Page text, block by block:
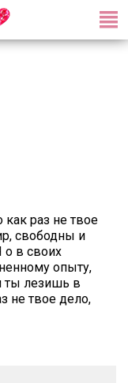
как раз не твое
свободны и
о в своих
опыту,
ты лезишь в
не твое дело,